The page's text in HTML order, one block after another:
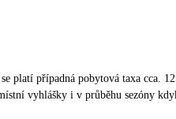
platí případná pobytová taxa cca.
vyhlášky i v průběhu sezóny